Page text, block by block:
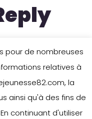
to post a
pour de nombreuses
relatives à
la
ainsi qu'à des fins de
continuant d'utiliser